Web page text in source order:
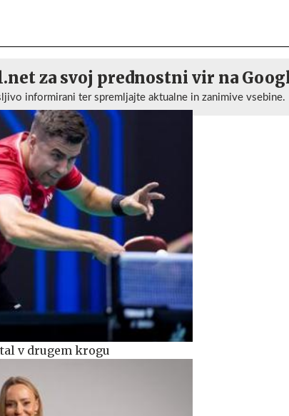
za svoj prednostni vir na
informirani ter spremljajte aktualne in zanimive vsebine.
v drugem krogu